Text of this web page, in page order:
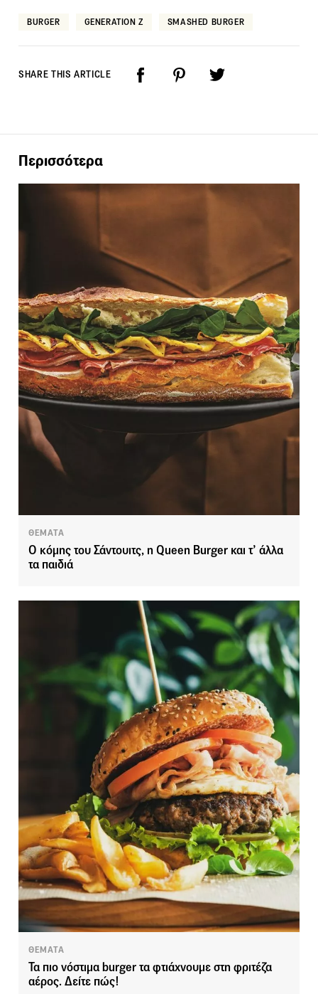
BURGER GENERATION Z SMASHED BURGER
SHARE THIS ARTICLE
Περισσότερα
ΘΕΜΑΤΑ
O κόμης του Σάντουιτς, η Queen Burger και τ’ άλλα
τα παιδιά
ΘΕΜΑΤΑ
Τα πιο νόστιμα burger τα φτιάχνουμε στη φριτέζα
αέρος. Δείτε πώς!